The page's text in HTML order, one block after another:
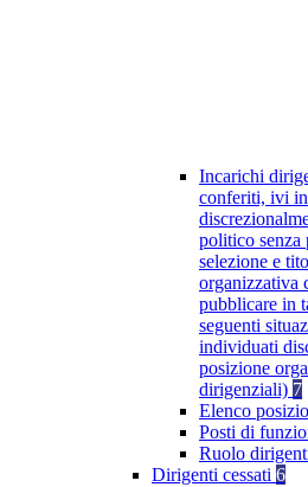
Incarichi
conferiti, ivi
politico senza
selezione e
organizzativa
pubblicare in
seguenti
individuati
posizione
dirigenziali) 7
Elenco
Posti di
Ruolo
Dirigenti cessati 6